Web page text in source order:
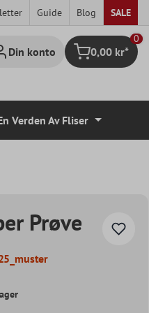
Guide Blog SALE
Din konto Handlekurv
0
0,00 kr*
Verden Av Fliser
Prøve